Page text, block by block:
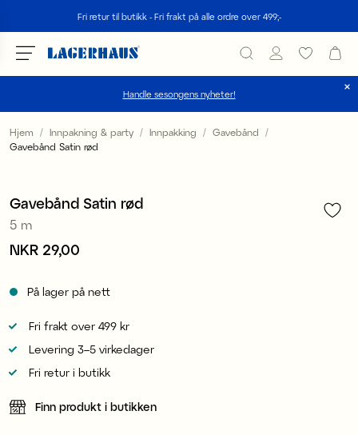
Fri retur til butikk - Fri frakt på alle ordre over 499;-
Handle sesongens nyheter!
velg språk / valuta
Hjem Innpakning & party Innpakking
Gavebånd
Gavebånd Satin rød
Gavebånd Satin rød
5 m
Pris :NKR 29,00
NKR 29,00
På lager på nett
Fri frakt over 499 kr
Levering 3–5 virkedager
Fri retur i butikk
Finn produkt i butikken